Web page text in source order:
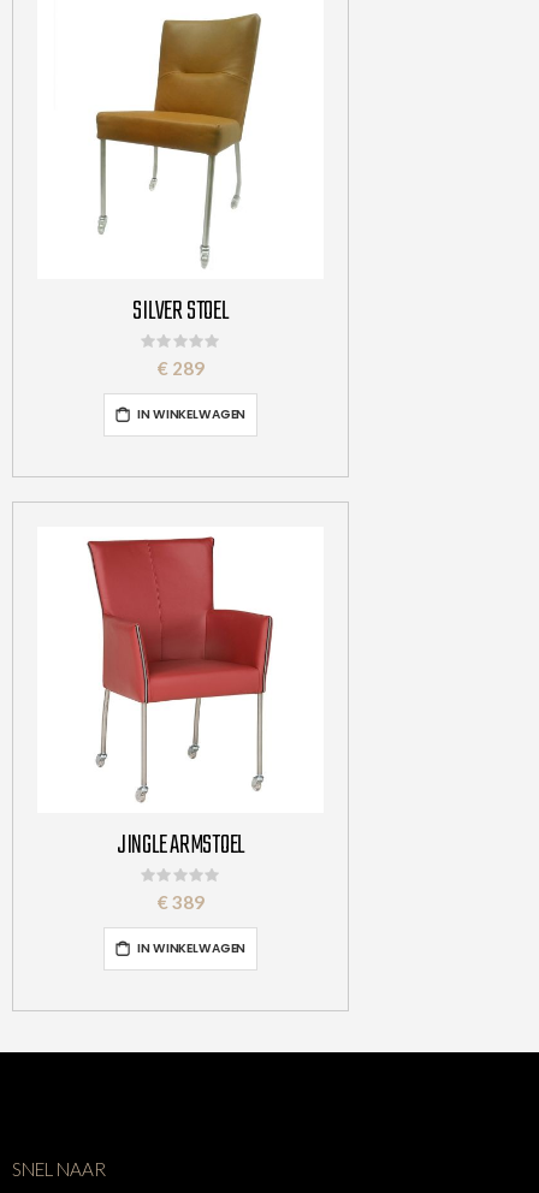
SILVER STOEL
Rating:
€ 289
IN WINKELWAGEN
JINGLE ARMSTOEL
Rating:
€ 389
IN WINKELWAGEN
SNEL NAAR